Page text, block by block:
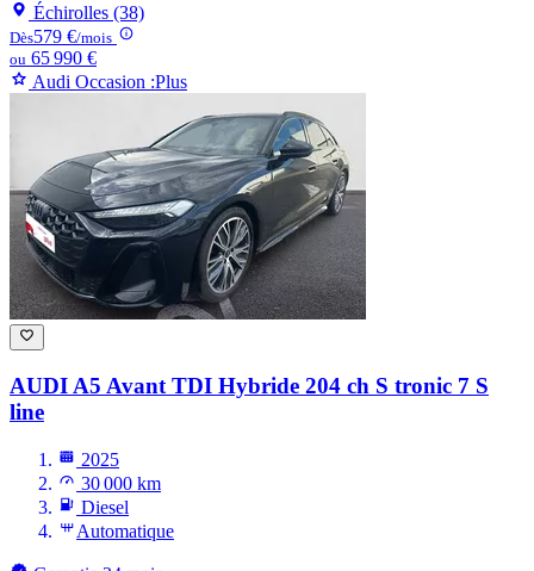
Échirolles (38)
Dès579 €/mois
ou 65 990 €
Audi Occasion :Plus
AUDI A5 Avant TDI Hybride 204 ch S tronic 7 S
line
2025
30 000 km
Diesel
Automatique